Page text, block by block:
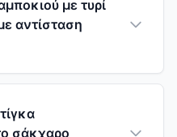
με τυρί
αντίσταση
σάκχαρο